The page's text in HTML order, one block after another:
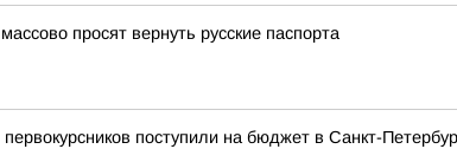
просят вернуть русские паспорта
поступили на бюджет в Санкт-